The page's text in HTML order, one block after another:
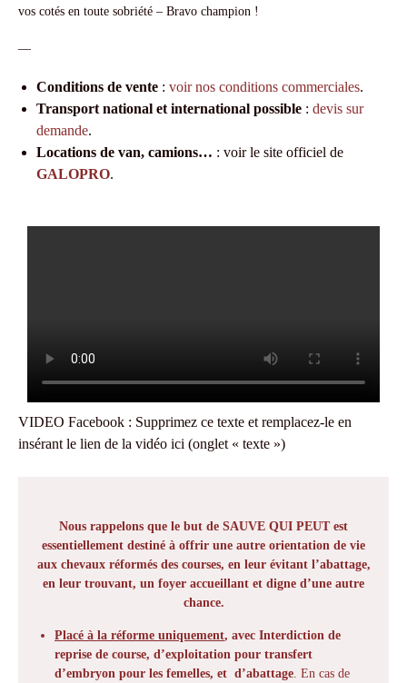
vos cotés en toute sobriété – Bravo champion !
—
Conditions de vente : voir nos conditions commerciales.
Transport national et international possible : devis sur
demande.
Locations de van, camions… : voir le site officiel de
GALOPRO.
VIDEO Facebook : Supprimez ce texte et remplacez-le en
insérant le lien de la vidéo ici (onglet « texte »)
Nous rappelons que le but de SAUVE QUI PEUT est
essentiellement destiné à offrir une autre orientation de vie
aux chevaux réformés des courses, en leur évitant l’abattage,
en leur trouvant, un foyer accueillant et digne d’une autre
chance.
Placé à la réforme uniquement, avec Interdiction de
reprise de course, d’exploitation pour transfert
d’embryon pour les femelles, et d’abattage. En cas de